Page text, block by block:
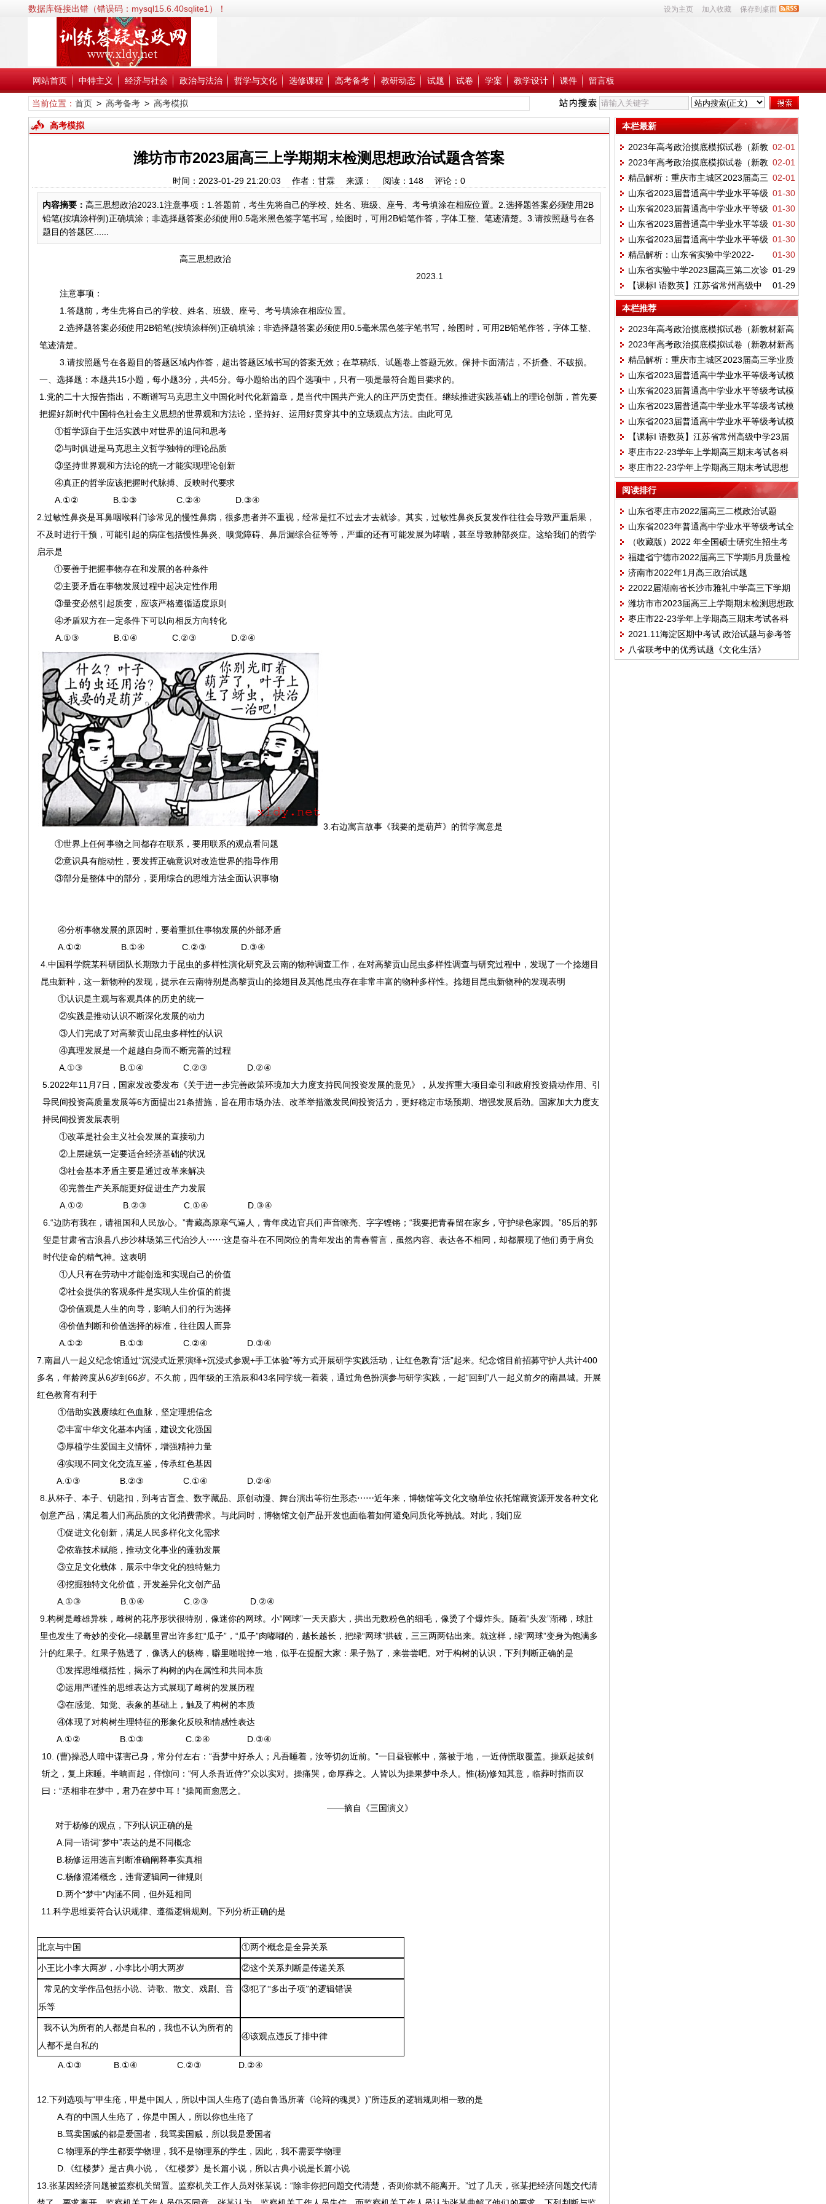
数据库链接出错（错误码：mysql15.6.40sqlite1）！
错误信息:SQLSTATE[HY000] [2002] No such file or directory；
错误代码:2002；
文件:/www/wwwroot/xldy.net/inc/classPdoDb.php；
行号:38；
设为主页 加入收藏 保存到桌面
网站首页 中特主义 经济与社会 政治与法治 哲学与文化 选修课程 高考备考 教研动态 试题 试卷 学案 教学设计 课件 留言板
当前位置： 首页> 高考备考> 高考模拟
高考模拟
潍坊市市2023届高三上学期期末检测思想政治试题含答案
时间：2023-01-29 21:20:03 作者：甘霖 来源： 阅读： 148评论： 0
内容摘要： 高三思想政治2023.1注意事项：1.答题前，考生先将自己的学校、姓名、班级、座号、考号填涂在相应位置。2.选择题答案必须使用2B
铅笔(按填涂样例)正确填涂；非选择题答案必须使用0.5毫米黑色签字笔书写，绘图时，可用2B铅笔作答，字体工整、笔迹清楚。3.请按照题号在各
题目的答题区......
高三思想政治
2023.1
注意事项：
1.答题前，考生先将自己的学校、姓名、班级、座号、考号填涂在相应位置。
2.选择题答案必须使用2B铅笔(按填涂样例)正确填涂；非选择题答案必须使用0.5毫米黑色签字笔书写，绘图时，可用2B铅笔作答，字体工整、
笔迹清楚。
3.请按照题号在各题目的答题区域内作答，超出答题区域书写的答案无效；在草稿纸、试题卷上答题无效。保持卡面清洁，不折叠、不破损。
一、选择题：本题共15小题，每小题3分，共45分。每小题给出的四个选项中，只有一项是最符合题目要求的。
1.党的二十大报告指出，不断谱写马克思主义中国化时代化新篇章，是当代中国共产党人的庄严历史责任。继续推进实践基础上的理论创新，首先要
把握好新时代中国特色社会主义思想的世界观和方法论，坚持好、运用好贯穿其中的立场观点方法。由此可见
①哲学源自于生活实践中对世界的追问和思考
②与时俱进是马克思主义哲学独特的理论品质
③坚持世界观和方法论的统一才能实现理论创新
④真正的哲学应该把握时代脉搏、反映时代要求
A.①② B.①③ C.②④ D.③④
2.过敏性鼻炎是耳鼻咽喉科门诊常见的慢性鼻病，很多患者并不重视，经常是扛不过去才去就诊。其实，过敏性鼻炎反复发作往往会导致严重后果，
不及时进行干预，可能引起的病症包括慢性鼻炎、嗅觉障碍、鼻后漏综合征等等，严重的还有可能发展为哮喘，甚至导致肺部炎症。这给我们的哲学
启示是
①要善于把握事物存在和发展的各种条件
②主要矛盾在事物发展过程中起决定性作用
③量变必然引起质变，应该严格遵循适度原则
④矛盾双方在一定条件下可以向相反方向转化
A.①③ B.①④ C.②③ D.②④
3.右边寓言故事《我要的是葫芦》的哲学寓意是
①世界上任何事物之间都存在联系，要用联系的观点看问题
②意识具有能动性，要发挥正确意识对改造世界的指导作用
③部分是整体中的部分，要用综合的思维方法全面认识事物
④分析事物发展的原因时，要着重抓住事物发展的外部矛盾
A.①② B.①④ C.②③ D.③④
4.中国科学院某科研团队长期致力于昆虫的多样性演化研究及云南的物种调查工作，在对高黎贡山昆虫多样性调查与研究过程中，发现了一个捻翅目
昆虫新种，这一新物种的发现，提示在云南特别是高黎贡山的捻翅目及其他昆虫存在非常丰富的物种多样性。捻翅目昆虫新物种的发现表明
①认识是主观与客观具体的历史的统一
②实践是推动认识不断深化发展的动力
③人们完成了对高黎贡山昆虫多样性的认识
④真理发展是一个超越自身而不断完善的过程
A.①③ B.①④ C.②③ D.②④
5.2022年11月7日，国家发改委发布《关于进一步完善政策环境加大力度支持民间投资发展的意见》，从发挥重大项目牵引和政府投资撬动作用、引
导民间投资高质量发展等6方面提出21条措施，旨在用市场办法、改革举措激发民间投资活力，更好稳定市场预期、增强发展后劲。国家加大力度支
持民间投资发展表明
①改革是社会主义社会发展的直接动力
②上层建筑一定要适合经济基础的状况
③社会基本矛盾主要是通过改革来解决
④完善生产关系能更好促进生产力发展
A.①② B.②③ C.①④ D.③④
6.“边防有我在，请祖国和人民放心。”青藏高原寒气逼人，青年戍边官兵们声音嘹亮、字字铿锵；“我要把青春留在家乡，守护绿色家园。”85后的郭
玺是甘肃省古浪县八步沙林场第三代治沙人⋯⋯这是奋斗在不同岗位的青年发出的青春誓言，虽然内容、表达各不相同，却都展现了他们勇于肩负
时代使命的精气神。这表明
①人只有在劳动中才能创造和实现自己的价值
②社会提供的客观条件是实现人生价值的前提
③价值观是人生的向导，影响人们的行为选择
④价值判断和价值选择的标准，往往因人而异
A.①② B.①③ C.②④ D.③④
7.南昌八一起义纪念馆通过“沉浸式近景演绎+沉浸式参观+手工体验”等方式开展研学实践活动，让红色教育“活”起来。纪念馆目前招募守护人共计400
多名，年龄跨度从6岁到66岁。不久前，四年级的王浩辰和43名同学统一着装，通过角色扮演参与研学实践，一起“回到”八一起义前夕的南昌城。开展
红色教育有利于
①借助实践赓续红色血脉，坚定理想信念
②丰富中华文化基本内涵，建设文化强国
③厚植学生爱国主义情怀，增强精神力量
④实现不同文化交流互鉴，传承红色基因
A.①③ B.②③ C.①④ D.②④
8.从杯子、本子、钥匙扣，到考古盲盒、数字藏品、原创动漫、舞台演出等衍生形态⋯⋯近年来，博物馆等文化文物单位依托馆藏资源开发各种文化
创意产品，满足着人们高品质的文化消费需求。与此同时，博物馆文创产品开发也面临着如何避免同质化等挑战。对此，我们应
①促进文化创新，满足人民多样化文化需求
②依靠技术赋能，推动文化事业的蓬勃发展
③立足文化载体，展示中华文化的独特魅力
④挖掘独特文化价值，开发差异化文创产品
A.①③ B.①④ C.②③ D.②④
9.构树是雌雄异株，雌树的花序形状很特别，像迷你的网球。小“网球”一天天膨大，拱出无数粉色的细毛，像烫了个爆炸头。随着“头发”渐稀，球肚
里也发生了奇妙的变化—绿瓤里冒出许多红“瓜子”，“瓜子”肉嘟嘟的，越长越长，把绿“网球”拱破，三三两两钻出来。就这样，绿“网球”变身为饱满多
汁的红果子。红果子熟透了，像诱人的杨梅，噼里啪啦掉一地，似乎在提醒大家：果子熟了，来尝尝吧。对于构树的认识，下列判断正确的是
①发挥思维概括性，揭示了构树的内在属性和共同本质
②运用严谨性的思维表达方式展现了雌树的发展历程
③在感觉、知觉、表象的基础上，触及了构树的本质
④体现了对构树生理特征的形象化反映和情感性表达
A.①② B.①③ C.②④ D.③④
10. (曹)操恐人暗中谋害己身，常分付左右：“吾梦中好杀人；凡吾睡着，汝等切勿近前。”一日昼寝帐中，落被于地，一近侍慌取覆盖。操跃起拔剑
斩之，复上床睡。半晌而起，佯惊问：“何人杀吾近侍?”众以实对。操痛哭，命厚葬之。人皆以为操果梦中杀人。惟(杨)修知其意，临葬时指而叹
曰：“丞相非在梦中，君乃在梦中耳！”操闻而愈恶之。
——摘自《三国演义》
对于杨修的观点，下列认识正确的是
A.同一语词“梦中”表达的是不同概念
B.杨修运用选言判断准确阐释事实真相
C.杨修混淆概念，违背逻辑同一律规则
D.两个“梦中”内涵不同，但外延相同
11.科学思维要符合认识规律、遵循逻辑规则。下列分析正确的是
北京与中国 ①两个概念是全异关系
小王比小李大两岁，小李比小明大两岁 ②这个关系判断是传递关系
常见的文学作品包括小说、诗歌、散文、戏剧、音
乐等
③犯了“多出子项”的逻辑错误
我不认为所有的人都是自私的，我也不认为所有的
人都不是自私的
④该观点违反了排中律
A.①③ B.①④ C.②③ D.②④
12.下列选项与“甲生疮，甲是中国人，所以中国人生疮了(选自鲁迅所著《论辩的魂灵》)”所违反的逻辑规则相一致的是
A.有的中国人生疮了，你是中国人，所以你也生疮了
B.骂卖国贼的都是爱国者，我骂卖国贼，所以我是爱国者
C.物理系的学生都要学物理，我不是物理系的学生，因此，我不需要学物理
D.《红楼梦》是古典小说，《红楼梦》是长篇小说，所以古典小说是长篇小说
13.张某因经济问题被监察机关留置。监察机关工作人员对张某说：“除非你把问题交代清楚，否则你就不能离开。”过了几天，张某把经济问题交代清
本栏最新
02-01
2023年高考政治摸底模拟试卷（新教
材新高考专用）（二）
02-01
2023年高考政治摸底模拟试卷（新教
材新高考专用）（一）
02-01
精品解析：重庆市主城区2023届高三
学业质量调研抽测（第一次）政治试题01-30
山东省2023届普通高中学业水平等级
考试模拟政治试题一带答案解析
01-30
山东省2023届普通高中学业水平等级
考试模拟政治试题二带答案解析
01-30
山东省2023届普通高中学业水平等级
考试模拟政治试题三带答案解析
01-30
山东省2023届普通高中学业水平等级
考试模拟政治试题四带答案解析
01-30
精品解析：山东省实验中学2022-
2023学年高三第三次诊断考试政治试题01-29
山东省实验中学2023届高三第二次诊
断考试思想政治试题
01-29
【课标I 语数英】江苏省常州高级中
学23届高三上学期1月月考试题
本栏推荐
2023年高考政治摸底模拟试卷（新教材新高
考专用）（二）
2023年高考政治摸底模拟试卷（新教材新高
考专用）（一）
精品解析：重庆市主城区2023届高三学业质
量调研抽测（第一次）政治试题
山东省2023届普通高中学业水平等级考试模
拟政治试题一带答案解析
山东省2023届普通高中学业水平等级考试模
拟政治试题二带答案解析
山东省2023届普通高中学业水平等级考试模
拟政治试题三带答案解析
山东省2023届普通高中学业水平等级考试模
拟政治试题四带答案解析
【课标I 语数英】江苏省常州高级中学23届
高三上学期1月月考试题
枣庄市22-23学年上学期高三期末考试各科
试题含答案
枣庄市22-23学年上学期高三期末考试思想
政治试题含答案
阅读排行
山东省枣庄市2022届高三二模政治试题
山东省2023年普通高中学业水平等级考试全
真模拟政治试题
（收藏版）2022 年全国硕士研究生招生考
试政治试题
福建省宁德市2022届高三下学期5月质量检
测（宁德三模） 政治 Word版含答案
济南市2022年1月高三政治试题
22022届湖南省长沙市雅礼中学高三下学期
一模考试 政治试题
潍坊市市2023届高三上学期期末检测思想政
治试题含答案
枣庄市22-23学年上学期高三期末考试各科
试题含答案
2021.11海淀区期中考试 政治试题与参考答
案
八省联考中的优秀试题《文化生活》